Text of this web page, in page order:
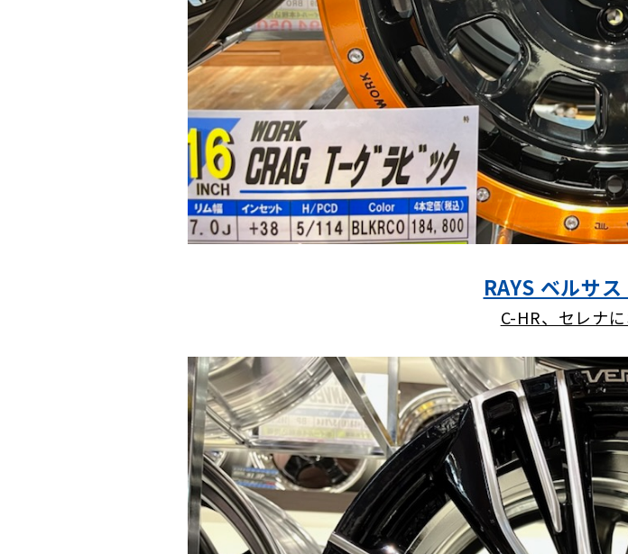
RAYS ベルサ
C-HR、セレナ